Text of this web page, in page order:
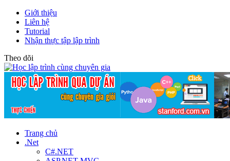
Giới thiệu
Liên hệ
Tutorial
Nhận thực tập lập trình
Theo dõi
Trang chủ
.Net
C#.NET